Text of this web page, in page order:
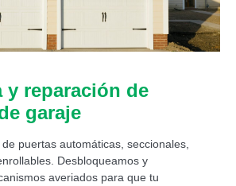
y reparación de
garaje
puertas automáticas, seccionales,
Desbloqueamos y
averiados para que tu